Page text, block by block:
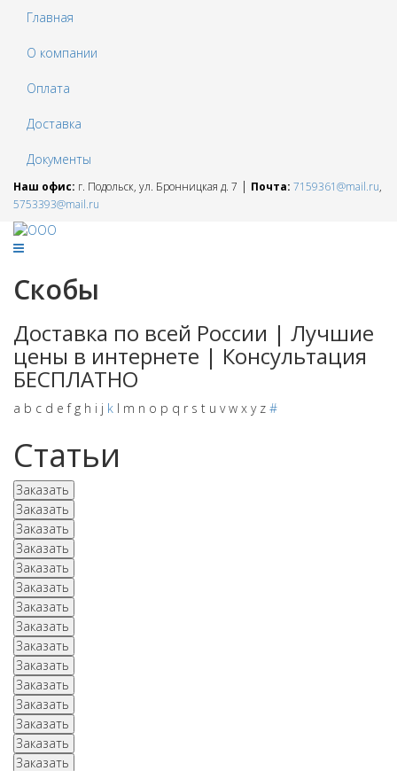
Главная
О компании
Оплата
Доставка
Документы
Наш офис: г. Подольск, ул. Бронницкая д. 7 | Почта: 7159361@mail.ru,
5753393@mail.ru
Скобы
Доставка по всей России | Лучшие
цены в интернете | Консультация
БЕСПЛАТНО
a b c d e f g h i j k l m n o p q r s t u v w x y z #
Статьи
Заказать
Заказать
Заказать
Заказать
Заказать
Заказать
Заказать
Заказать
Заказать
Заказать
Заказать
Заказать
Заказать
Заказать
Заказать